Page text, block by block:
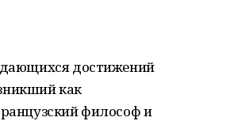
достижений
как
философ и